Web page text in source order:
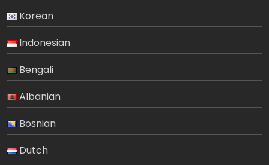
Korean
Indonesian
Bengali
Albanian
Bosnian
Dutch